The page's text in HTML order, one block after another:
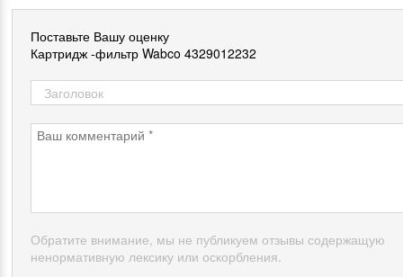
Поставьте Вашу оценку
Картридж -фильтр Wabco 4329012232
Обратите внимание, мы не публикуем отзывы содержащую
ненормативную лексику или оскорбления.